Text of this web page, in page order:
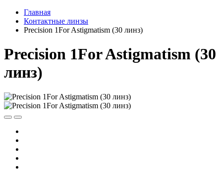
Главная
Контактные линзы
Precision 1For Astigmatism (30 линз)
Precision 1For Astigmatism (30
линз)